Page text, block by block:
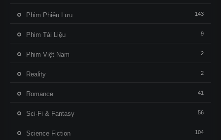
Phim Phiêu Lưu 143
Phim Tài Liệu 9
Phim Việt Nam 2
Reality 2
Romance 41
Sci-Fi & Fantasy 56
Science Fiction 104